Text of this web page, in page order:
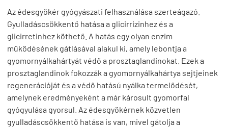
Az édesgyökér gyógyászati felhasználása szerteágazó.
Gyulladáscsökkentő hatása a glicirrizinhez és a
glicirretinhez köthető. A hatás egy olyan enzim
működésének gátlásával alakul ki, amely lebontja a
gyomornyálkahártyát védő a prosztaglandinokat. Ezek a
prosztaglandinok fokozzák a gyomornyálkahártya sejtjeinek
regenerációját és a védő hatású nyálka termelődését,
amelynek eredményeként a már károsult gyomorfal
gyógyulása gyorsul. Az édesgyökérnek közvetlen
gyulladáscsökkentő hatása is van, mivel gátolja a